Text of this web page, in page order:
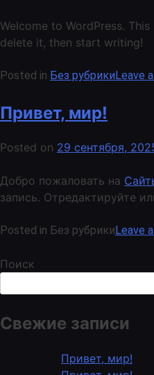
Welcome to WordPress.
delete it, then start writing!
Posted in Без рубрикиLeave
Привет, мир!
Posted on 29 сентября,
Добро пожаловать на
запись. Отредактируйте
Posted in Без рубрики Leave
Поиск
Свежие записи
Привет, мир!